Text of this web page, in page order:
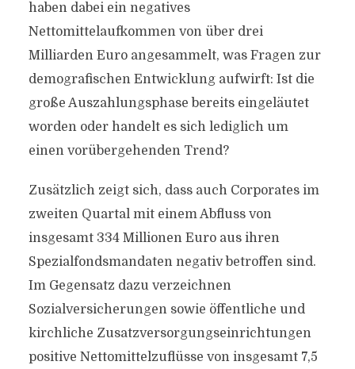
haben dabei ein negatives
Nettomittelaufkommen von über drei
Milliarden Euro angesammelt, was Fragen zur
demografischen Entwicklung aufwirft: Ist die
große Auszahlungsphase bereits eingeläutet
worden oder handelt es sich lediglich um
einen vorübergehenden Trend?
Zusätzlich zeigt sich, dass auch Corporates im
zweiten Quartal mit einem Abfluss von
insgesamt 334 Millionen Euro aus ihren
Spezialfondsmandaten negativ betroffen sind.
Im Gegensatz dazu verzeichnen
Sozialversicherungen sowie öffentliche und
kirchliche Zusatzversorgungseinrichtungen
positive Nettomittelzuflüsse von insgesamt 7,5